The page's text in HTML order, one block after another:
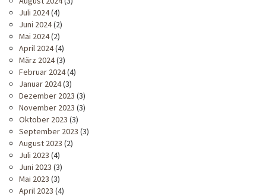
Juli 2024(4)
Juni 2024(2)
Mai 2024(2)
April 2024(4)
März 2024(3)
Februar 2024(4)
Januar 2024(3)
Dezember 2023 (3)
November 2023 (3)
Oktober 2023 (3)
September 2023 (3)
August 2023 (2)
Juli 2023 (4)
Juni 2023 (3)
Mai 2023 (3)
April 2023 (4)